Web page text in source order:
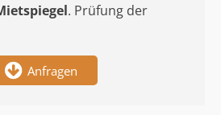
. Prüfung der
Anfragen